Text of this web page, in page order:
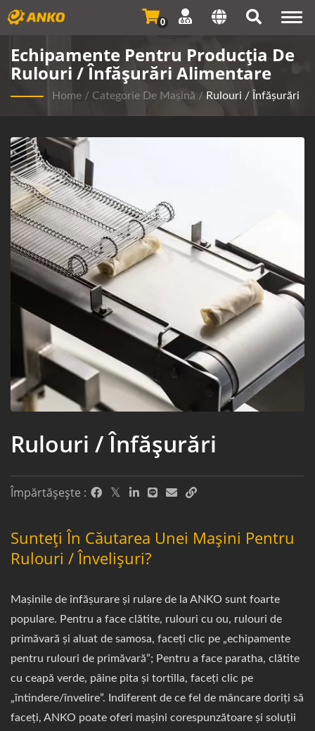
0
Echipamente Pentru Producția De
Rulouri / Înfășurări Alimentare
Home / Categorie De Mașină / Rulouri / Înfășurări
Rulouri / Înfășurări
Împărtășește :
Sunteți În Căutarea Unei Mașini Pentru
Rulouri / Învelișuri?
Mașinile de înfășurare și rulare de la ANKO sunt foarte
populare. Pentru a face clătite, rulouri cu ou, rulouri de
primăvară și aluat de samosa, faceți clic pe „echipamente
pentru rulouri de primăvară”; Pentru a face paratha, clătite
cu ceapă verde, pâine pita și tortilla, faceți clic pe
„întindere/învelire”. Indiferent de ce fel de mâncare doriți să
faceți, ANKO poate oferi mașini corespunzătoare și soluții